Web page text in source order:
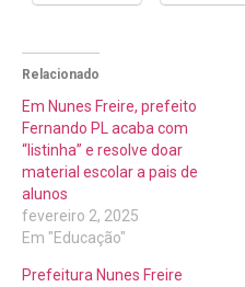
Relacionado
Em Nunes Freire, prefeito
Fernando PL acaba com
“listinha” e resolve doar
material escolar a pais de
alunos
fevereiro 2, 2025
Em "Educação"
Prefeitura Nunes Freire